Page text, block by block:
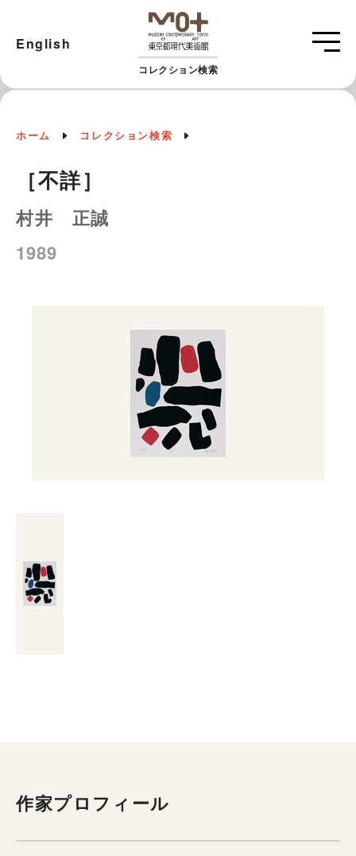
コレクション検索
English
ホーム コレクション検索
［不詳］
村井 正誠
1989
作家プロフィール